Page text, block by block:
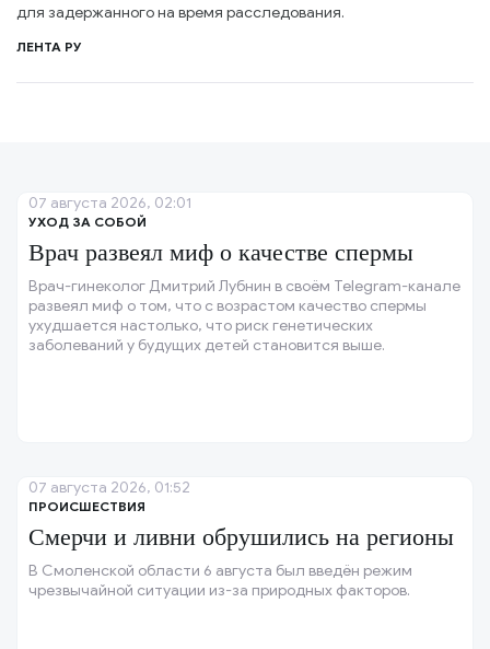
для задержанного на время расследования.
ЛЕНТА РУ
УХОД ЗА СОБОЙ
Врач развеял миф о качестве спермы
Врач-гинеколог Дмитрий Лубнин в своём Telegram-канале
развеял миф о том, что с возрастом качество спермы
ухудшается настолько, что риск генетических
заболеваний у будущих детей становится выше.
07 августа 2026, 02:01
ПРОИСШЕСТВИЯ
Смерчи и ливни обрушились на регионы
В Смоленской области 6 августа был введён режим
чрезвычайной ситуации из-за природных факторов.
07 августа 2026, 01:52